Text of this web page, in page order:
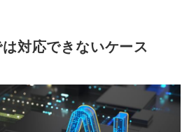
対応できないケース